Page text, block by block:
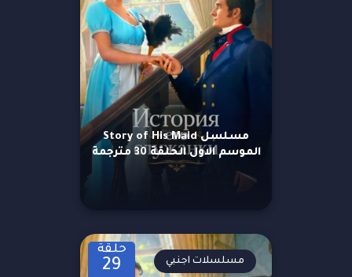
مسلسل Story of His Maid
الموسم الاول الحلقة 30 مترجمة
حلقة
29 مسلسلات اجنبي